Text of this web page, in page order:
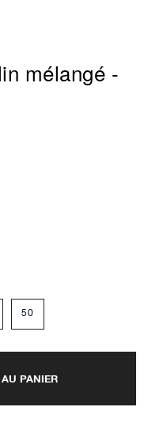
mélangé -
50
PANIER